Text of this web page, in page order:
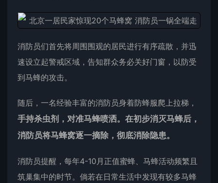
消防员们首先将周围围观的居民进行有序疏散，并迅
速设立起警戒区域，告知群众务必关好门窗，以防受
到马蜂的攻击。
随后，一名经验丰富的消防员身着防蜂服爬上拉梯，
手持杀虫剂，对准马蜂喷洒。在初步消灭马蜂后，
消防员将马蜂窝逐一摘除，彻底消除隐患。
消防员提醒，每年4-10月正值蜜蜂、马蜂活动频繁且
筑巢集中的时节。倘若在日常生活中发现有较多马蜂